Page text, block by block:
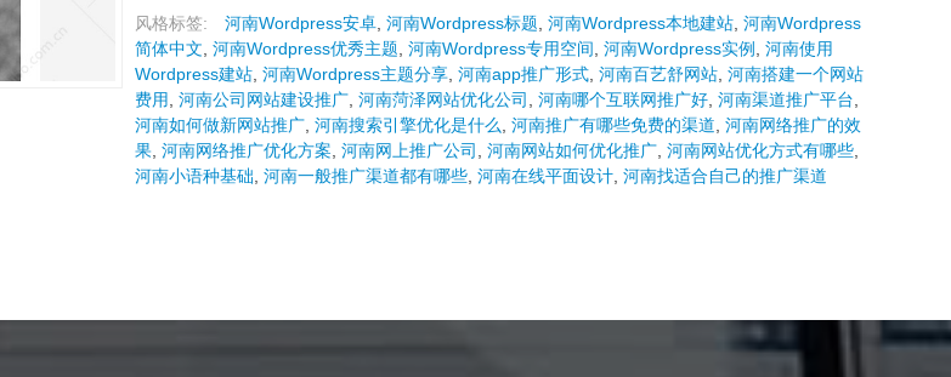
风格标签: 河南Wordpress安卓 河南Wordpress标题 河南Wordpress本地建站 河南Wordpress
简体中文 河南Wordpress优秀主题 河南Wordpress专用空间 河南Wordpress实例
河南使用
Wordpress建站 河南Wordpress主题分享 河南app推广形式 河南百艺舒网站 河南搭建一个网站
费用
河南公司网站建设推广 河南菏泽网站优化公司 河南哪个互联网推广好 河南渠道推广平台
河南如何做新网站推广 河南搜索引擎优化是什么 河南推广有哪些免费的渠道 河南网络推广的效
果 河南网络推广优化方案 河南网上推广公司 河南网站如何优化推广 河南网站优化方式有哪些
河南小语种基础 河南一般推广渠道都有哪些 河南在线平面设计 河南找适合自己的推广渠道